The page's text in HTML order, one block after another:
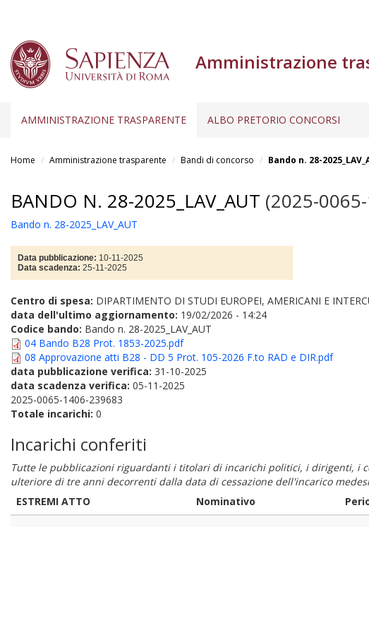
Amministrazione
AMMINISTRAZIONE TRASPARENTE ALBO PRETORIO CONCORSI
Home Amministrazione trasparente Bandi di concorso Bando n. 28-
BANDO N. 28-2025_LAV_AUT (2025-
Bando n. 28-2025_LAV_AUT
Data pubblicazione: 10-11-2025
Data scadenza: 25-11-2025
Centro di spesa: DIPARTIMENTO DI STUDI EUROPEI, AMERICANI E
data dell'ultimo aggiornamento: 19/02/2026 - 14:24
Codice bando: Bando n. 28-2025_LAV_AUT
04 Bando B28 Prot. 1853-2025.pdf
08 Approvazione atti B28 - DD 5 Prot. 105-2026 F.to RAD e DIR.pdf
data pubblicazione verifica: 31-10-2025
data scadenza verifica: 05-11-2025
2025-0065-1406-239683
Totale incarichi: 0
Incarichi conferiti
Tutte le pubblicazioni riguardanti i titolari di incarichi politici, i dirigenti, i
ulteriore di tre anni decorrenti dalla data di cessazione dell'incarico
ESTREMI ATTO
Nominativo